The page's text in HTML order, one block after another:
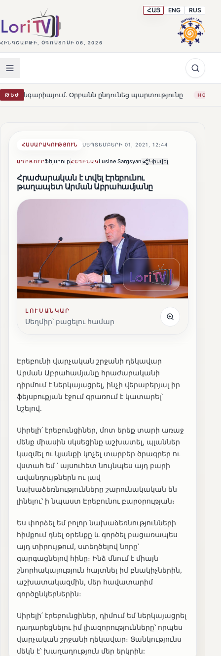
ՀԻՆԳՇԱԲԹԻ, ՕԳՈՍՏՈՍԻ 06, 2026
ՀԱՅ ENG RUS
ԹԵԺՕրբանն ընդունեց պարտությունը HOT Մարթա Կոս.
ՀԱՍԱՐԱԿՈՒԹՅՈՒՆ ՍԵՊՏԵՄԲԵՐԻ 01, 2021, 12:44
ԱՂԲՅՈՒՐՖեյսբուքՀԵՂԻՆԱԿLusine Sargsyan Կիսվել
Հրաժարական է տվել Էրեբունու
թաղապետ Արման Աբրահամյանը
ԼՈՒՍԱՆԿԱՐ
Սեղմիր՝ բացելու համար
Էրեբունի վարչական շրջանի ղեկավար
Արման Աբրահամյանը հրաժարականի
դիրմում է ներկայացրել, ինչի վերաբերյալ իր
ֆեյսբուքյան էջում գրառում է կատարել՝
նշելով․
Սիրելի՛ էրեբունցիներ, մոտ երեք տարի առաջ
մենք միասին սկսեցինք աշխատել, պլաններ
կազմել ու կյանքի կոչել տարբեր ծրագրեր ու
վստահ եմ ՝ այսուհետ նույնպես այդ բարի
ավանդույթներն ու լավ
նախաձեռնությունները շարունակական են
լինելու՝ ի նպաստ Էրեբունու բարօրության։
Ես փորձել եմ բոլոր նախաձեռնությունների
հիմքում դնել օրենքը և գործել բացառապես
այդ տիրույթում, ստեղծելով նորը՝
զարգացնելով հինը։ Ինձ մնում է միայն
շնորհակալություն հայտնել իմ բնակիչներին,
աշխատակազմին, մեր հավատարիմ
գործընկերներին։
Սիրելի՛ էրեբունցիներ, դիմում եմ ներկայացրել
դադարեցնելու իմ լիազորությունները՝ որպես
վարչական շրջանի ղեկավար։ Ցանկությունս
մեկն է՝ խաղաղություն մեր երկրին: